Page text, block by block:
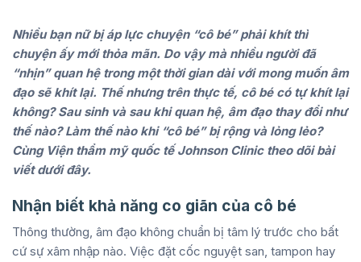
Nhiều bạn nữ bị áp lực chuyện “cô bé” phải khít thì
chuyện ấy mới thỏa mãn. Do vậy mà nhiều người đã
“nhịn” quan hệ trong một thời gian dài với mong muốn âm
đạo sẽ khít lại. Thế nhưng trên thực tế, cô bé có tự khít lại
không? Sau sinh và sau khi quan hệ, âm đạo thay đổi như
thế nào? Làm thế nào khi “cô bé” bị rộng và lỏng lẻo?
Cùng Viện thẩm mỹ quốc tế Johnson Clinic theo dõi bài
viết dưới đây.
Nhận biết khả năng co giãn của cô bé
Thông thường, âm đạo không chuẩn bị tâm lý trước cho bất
cứ sự xâm nhập nào. Việc đặt cốc nguyệt san, tampon hay